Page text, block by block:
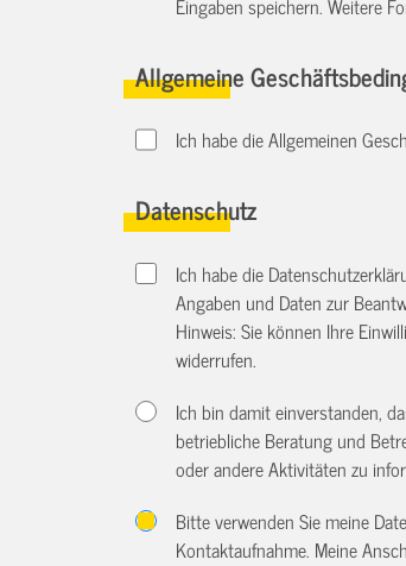
Allgemeine
Ich habe die Allgemeinen
Datenschutz
Ich habe die
Angaben und Daten zur
Hinweis: Sie können Ihre
widerrufen.
Ich bin damit einverstanden,
betriebliche Beratung und
oder andere Aktivitäten zu
Bitte verwenden Sie meine
Kontaktaufnahme. Meine